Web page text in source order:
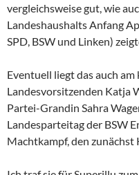
vergleichsweise gut, wie
Landeshaushalts Anfang
SPD, BSW und Linken)
Eventuell liegt das auch
Landesvorsitzenden Katja
Partei-Grandin Sahra
Landesparteitag der BSW
Machtkampf, den